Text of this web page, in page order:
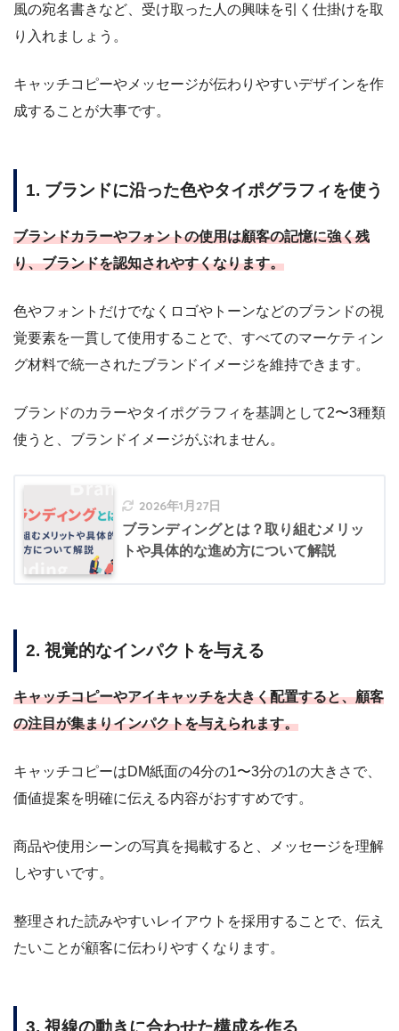
風の宛名書きなど、受け取った人の興味を引く仕掛けを取
り入れましょう。
キャッチコピーやメッセージが伝わりやすいデザインを作
成することが大事です。
1. ブランドに沿った色やタイポグラフィを使う
ブランドカラーやフォントの使用は顧客の記憶に強く残
り、ブランドを認知されやすくなります。
色やフォントだけでなくロゴやトーンなどのブランドの視
覚要素を一貫して使用することで、すべてのマーケティン
グ材料で統一されたブランドイメージを維持できます。
ブランドのカラーやタイポグラフィを基調として2〜3種類
使うと、ブランドイメージがぶれません。
2026年1月27日
ブランディングとは？取り組むメリッ
トや具体的な進め方について解説
2. 視覚的なインパクトを与える
キャッチコピーやアイキャッチを大きく配置すると、顧客
の注目が集まりインパクトを与えられます。
キャッチコピーはDM紙面の4分の1〜3分の1の大きさで、
価値提案を明確に伝える内容がおすすめです。
商品や使用シーンの写真を掲載すると、メッセージを理解
しやすいです。
整理された読みやすいレイアウトを採用することで、伝え
たいことが顧客に伝わりやすくなります。